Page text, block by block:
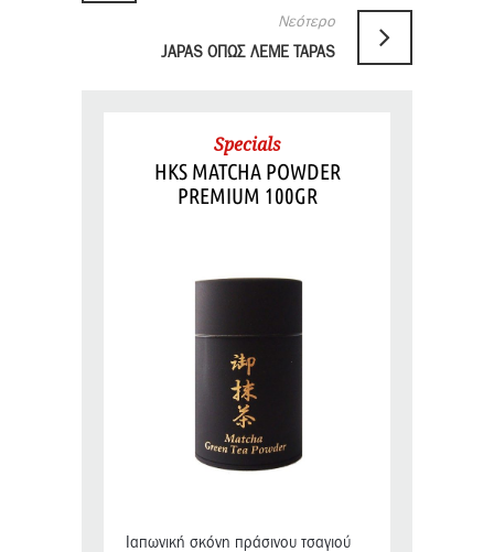
Νεότερο
JAPAS ΟΠΩΣ ΛΕΜΕ TAPAS
Specials
HKS MATCHA POWDER
PREMIUM 100GR
Ιαπωνική σκόνη πράσινου τσαγιού